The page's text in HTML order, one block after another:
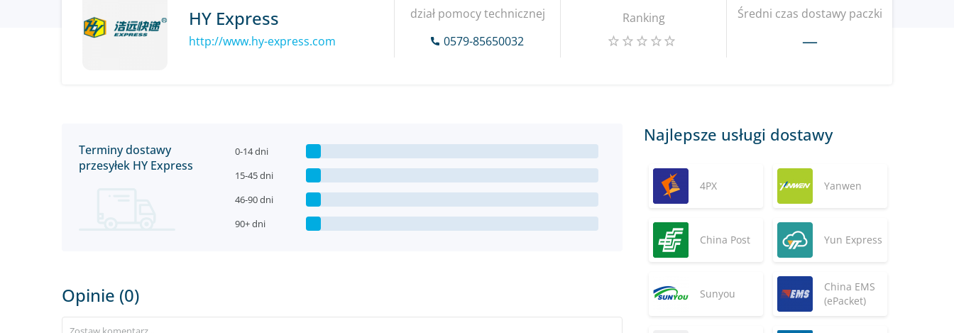
HY Express
http://www.hy-express.com
dział pomocy technicznej
0579-85650032
Ranking Średni czas dostawy paczki
—
Terminy dostawy
przesyłek HY Express
0-14 dni
15-45 dni
46-90 dni
90+ dni
Opinie (0)
Najlepsze usługi dostawy
4PX Yanwen
China Post Yun Express
Sunyou
China EMS
(ePacket)